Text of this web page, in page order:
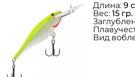
Длина: 9
Вес: 15 гр.
Вид